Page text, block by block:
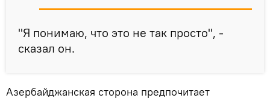
"Я понимаю, что это не так просто", -
сказал он.
Азербайджанская сторона предпочитает